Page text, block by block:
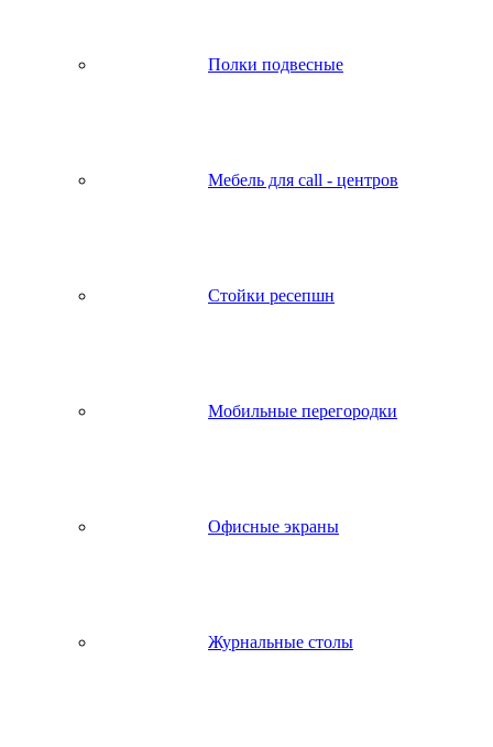
Полки подвесные
Мебель для call - центров
Стойки ресепшн
Мобильные перегородки
Офисные экраны
Журнальные столы